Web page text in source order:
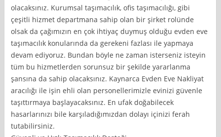
olacaksınız. Kurumsal taşımacılık, ofis taşımacılığı, gibi
çeşitli hizmet departmana sahip olan bir şirket rolünde
olsak da çağımızın en çok ihtiyaç duymuş olduğu evden eve
taşımacılık konularında da gerekeni fazlası ile yapmaya
devam ediyoruz. Bundan böyle ne zaman isterseniz isteyin
tüm bu hizmetlerden sorunsuz bir şekilde yararlanma
şansına da sahip olacaksınız. Kaynarca Evden Eve Nakliyat
aracılığı ile işin ehli olan personellerimizle evinizi güvenle
taşıttırmaya başlayacaksınız. En ufak doğabilecek
hasarlarınızı bile karşıladığımızdan dolayı içinizi ferah
tutabilirsiniz.